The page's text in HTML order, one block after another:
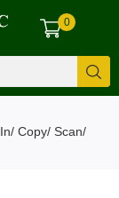
0
Copy/ Scan/